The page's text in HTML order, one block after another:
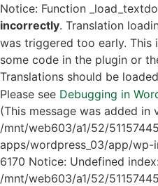
Notice: Function
incorrectly. Translation
was triggered too early. This
some code in the plugin or
Translations should be
Please see Debugging in
(This message was added in
/mnt/web603/a1/52/
apps/wordpress_03/app/
6170 Notice: Undefined
/mnt/web603/a1/52/